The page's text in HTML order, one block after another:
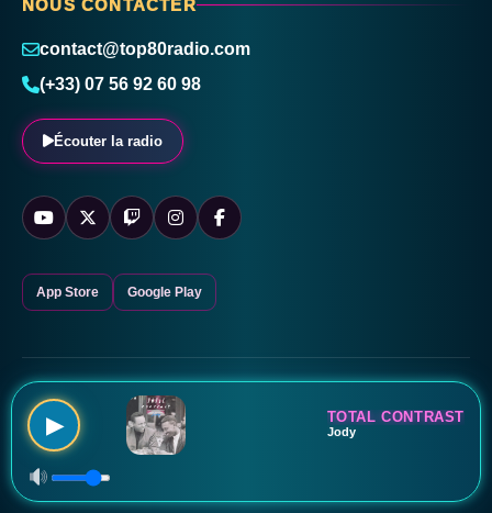
▶ TOTAL CONTRAST
Jody
NOUS CONTACTER
contact@top80radio.com
(+33) 07 56 92 60 98
Écouter la radio
App Store Google Play
© 2026 TOP 80 RADIO — Tous droits réservés.
Mentions légales Confidentialité